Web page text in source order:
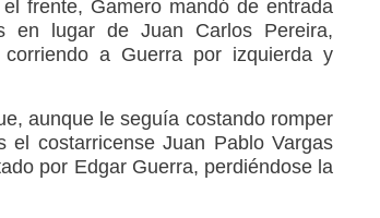
frente, Gamero mandó de entrada
en lugar de Juan Carlos Pereira,
a Guerra por izquierda y
aunque le seguía costando romper
costarricense Juan Pablo Vargas
por Edgar Guerra, perdiéndose la